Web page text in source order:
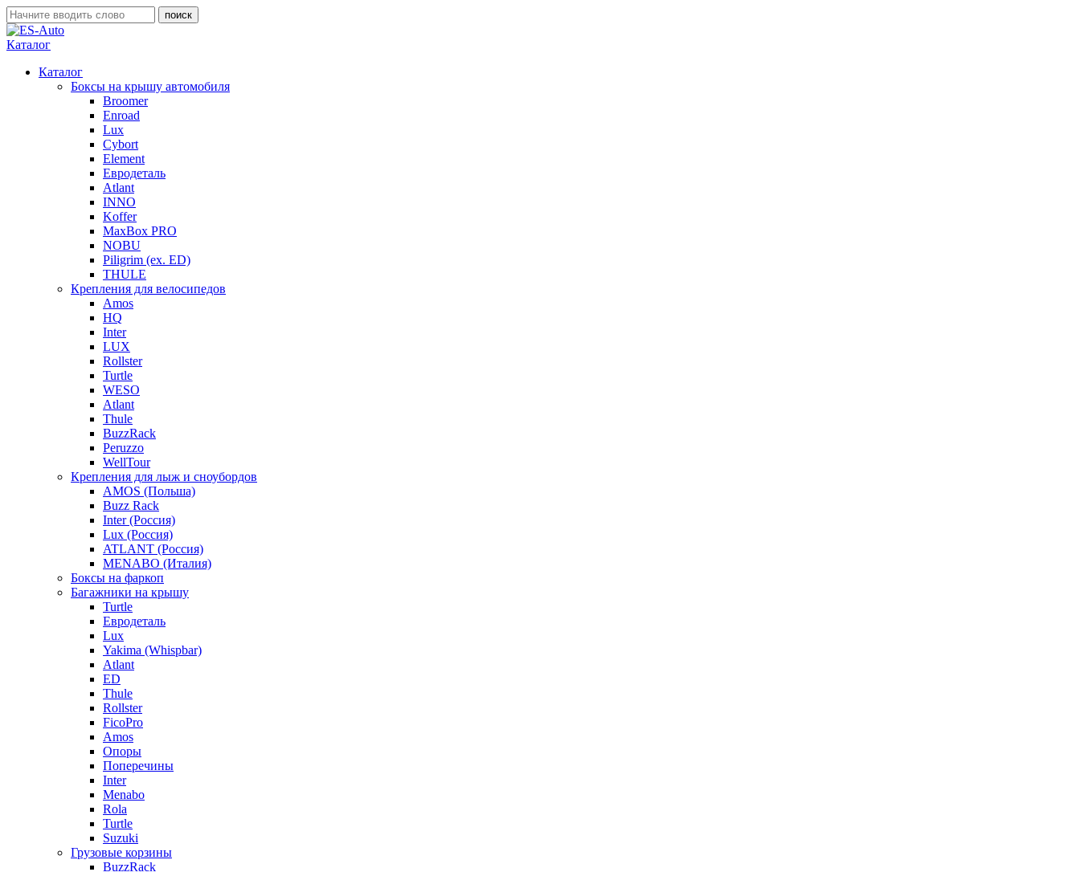
Каталог
Каталог
Боксы на крышу автомобиля
Broomer
Enroad
Lux
Cybort
Element
Евродеталь
Atlant
INNO
Koffer
MaxBox PRO
NOBU
Piligrim (ex. ED)
THULE
Крепления для велосипедов
Amos
HQ
Inter
LUX
Rollster
Turtle
WESO
Atlant
Thule
BuzzRack
Peruzzo
WellTour
Крепления для лыж и сноубордов
AMOS (Польша)
Buzz Rack
Inter (Россия)
Lux (Россия)
ATLANT (Россия)
MENABO (Италия)
Боксы на фаркоп
Багажники на крышу
Turtle
Евродеталь
Lux
Yakima (Whispbar)
Atlant
ED
Thule
Rollster
FicoPro
Amos
Опоры
Поперечины
Inter
Menabo
Rola
Turtle
Suzuki
Грузовые корзины
BuzzRack